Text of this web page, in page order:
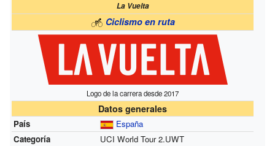
La Vuelta
Ciclismo en ruta
Logo de la carrera desde 2017
Datos generales
País
España
Categoría
UCI World Tour 2.UWT